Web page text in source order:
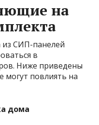
на
СИП-панелей
в
Ниже приведены
могут повлиять на
дома